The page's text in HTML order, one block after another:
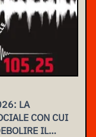
LA
CON CUI
IL